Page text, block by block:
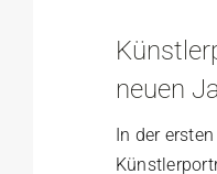
neuen
In der